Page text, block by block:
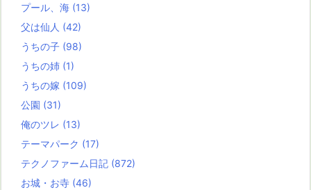
プール、海 (13)
父は仙人 (42)
うちの子 (98)
うちの姉 (1)
うちの嫁 (109)
公園 (31)
俺のツレ (13)
テーマパーク (17)
テクノファーム日記 (872)
お城・お寺 (46)